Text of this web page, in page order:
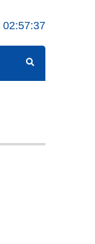
02:57:38